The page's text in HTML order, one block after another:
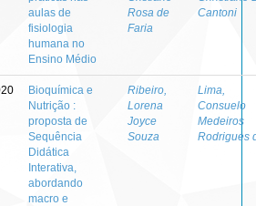
aulas de
fisiologia
humana no
Ensino Médio
Rosa de
Faria
Cantoni
Bioquímica e
Nutrição :
proposta de
Sequência
Didática
Interativa,
abordando
macro e
Ribeiro,
Lorena
Joyce
Souza
Lima,
Consuelo
Medeiros
Rodrigues